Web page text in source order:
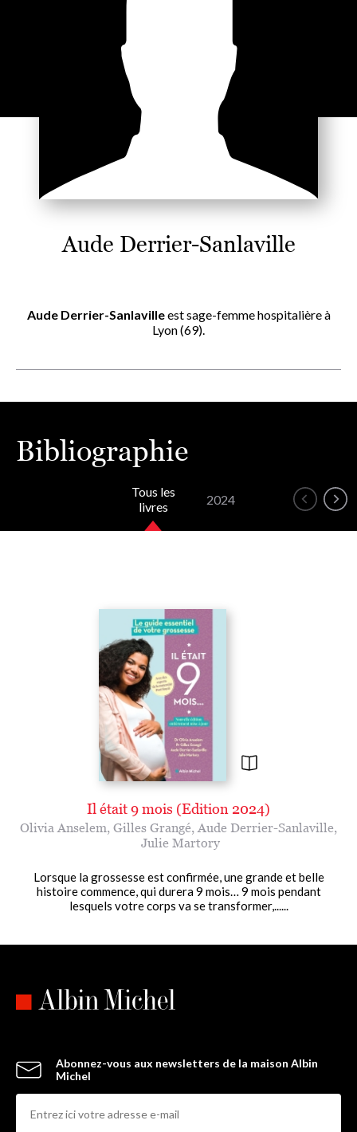
Aude Derrier-Sanlaville
Aude Derrier-Sanlavilleest sage-femme hospitalière à
Lyon (69).
Bibliographie
Tous les
livres
2024
Il était 9 mois (Edition 2024)
Olivia Anselem, Gilles Grangé, Aude Derrier-Sanlaville,
Julie Martory
Lorsque la grossesse est confirmée, une grande et belle
histoire commence, qui durera 9 mois… 9 mois pendant
lesquels votre corps va se transformer,......
Abonnez-vous aux newsletters de la maison Albin
Michel